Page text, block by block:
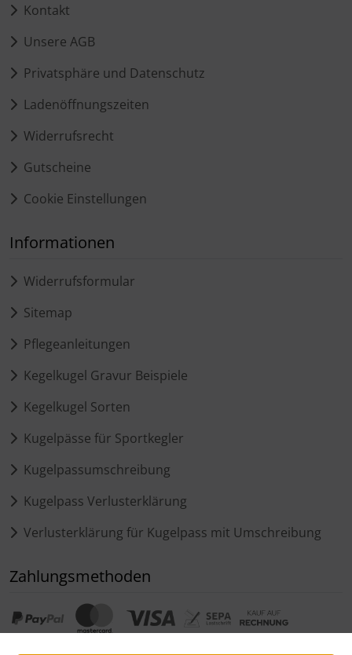
Kontakt
Unsere AGB
Privatsphäre und Datenschutz
Ladenöffnungszeiten
Widerrufsrecht
Gutscheine
Cookie Einstellungen
Informationen
Widerrufsformular
Sitemap
Pflegeanleitungen
Kegelkugel Gravur Beispiele
Kegelkugel Sorten
Kugelpässe für Sportkegler
Kugelpassumschreibung
Kugelpass Verlusterklärung
Verlusterklärung für Kugelpass mit Umschreibung
Zahlungsmethoden